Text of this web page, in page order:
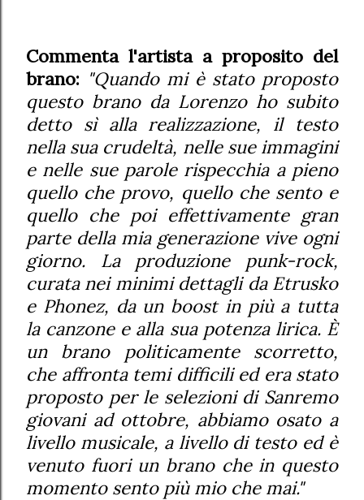
Commenta l'artista a proposito del
brano: "Quando mi è stato proposto
questo brano da Lorenzo ho subito
detto sì alla realizzazione, il testo
nella sua crudeltà, nelle sue immagini
e nelle sue parole rispecchia a pieno
quello che provo, quello che sento e
quello che poi effettivamente gran
parte della mia generazione vive ogni
giorno. La produzione punk-rock,
curata nei minimi dettagli da Etrusko
e Phonez, da un boost in più a tutta
la canzone e alla sua potenza lirica. È
un brano politicamente scorretto,
che affronta temi difficili ed era stato
proposto per le selezioni di Sanremo
giovani ad ottobre, abbiamo osato a
livello musicale, a livello di testo ed è
venuto fuori un brano che in questo
momento sento più mio che mai."